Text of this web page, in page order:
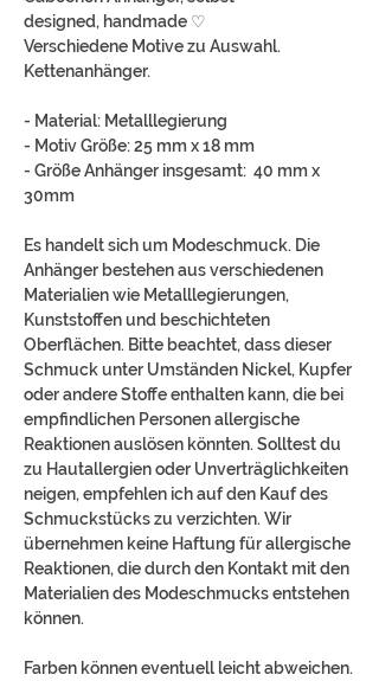
designed, handmade ♡
Verschiedene Motive zu Auswahl.
Kettenanhänger.
- Material: Metalllegierung
- Motiv Größe: 25 mm x 18 mm
- Größe Anhänger insgesamt: 40 mm x
30mm
Es handelt sich um Modeschmuck. Die
Anhänger bestehen aus verschiedenen
Materialien wie Metalllegierungen,
Kunststoffen und beschichteten
Oberflächen. Bitte beachtet, dass dieser
Schmuck unter Umständen Nickel, Kupfer
oder andere Stoffe enthalten kann, die bei
empfindlichen Personen allergische
Reaktionen auslösen könnten. Solltest du
zu Hautallergien oder Unverträglichkeiten
neigen, empfehlen ich auf den Kauf des
Schmuckstücks zu verzichten. Wir
übernehmen keine Haftung für allergische
Reaktionen, die durch den Kontakt mit den
Materialien des Modeschmucks entstehen
können.
Farben können eventuell leicht abweichen.